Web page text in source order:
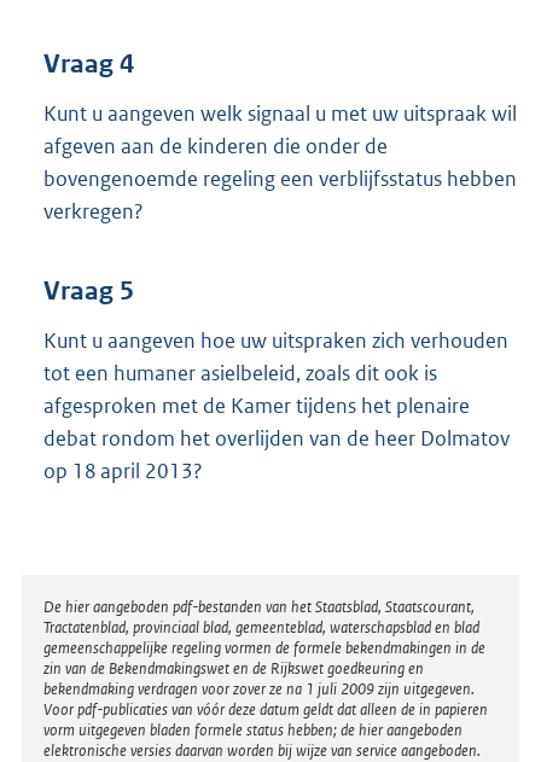
Vraag 4
Kunt u aangeven welk signaal u met uw uitspraak wil
afgeven aan de kinderen die onder de
bovengenoemde regeling een verblijfsstatus hebben
verkregen?
Vraag 5
Kunt u aangeven hoe uw uitspraken zich verhouden
tot een humaner asielbeleid, zoals dit ook is
afgesproken met de Kamer tijdens het plenaire
debat rondom het overlijden van de heer Dolmatov
op 18 april 2013?
Disclaimer
De hier aangeboden pdf-bestanden van het Staatsblad, Staatscourant,
Tractatenblad, provinciaal blad, gemeenteblad, waterschapsblad en blad
gemeenschappelijke regeling vormen de formele bekendmakingen in de
zin van de Bekendmakingswet en de Rijkswet goedkeuring en
bekendmaking verdragen voor zover ze na 1 juli 2009 zijn uitgegeven.
Voor pdf-publicaties van vóór deze datum geldt dat alleen de in papieren
vorm uitgegeven bladen formele status hebben; de hier aangeboden
elektronische versies daarvan worden bij wijze van service aangeboden.